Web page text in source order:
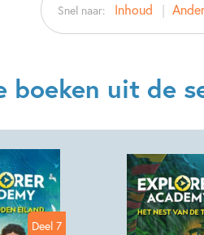
Snel naar: Inhoud
boeken uit de
Deel 7